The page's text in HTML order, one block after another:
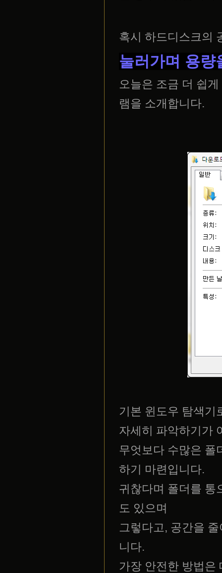
혹시 하드디스크의
눌러가며 용량
오늘은 조금 더 쉽
램을 소개합니다.
기본 윈도우 탐색기
자세히 파악하기가
무엇보다 수많은 폴
하기 마련입니다.
귀찮다며 폴더를 통
도 있으며
그렇다고, 공간을
니다.
가장 안전한 방법은